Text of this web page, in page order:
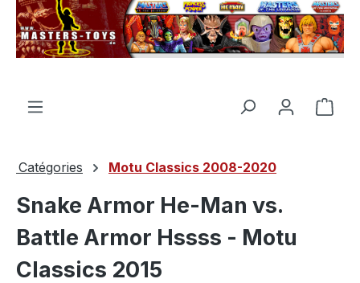
principal
Le
Catégories Motu Classics 2008-2020
Snake Armor He-Man vs.
Battle Armor Hssss - Motu
Classics 2015